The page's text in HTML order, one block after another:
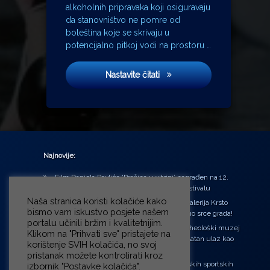
alkoholnih pripravaka koji osiguravaju
da stanovništvo ne pomre od
boleština koje se skrivaju u
potencijalno pitkoj vodi na prostoru …
Nastavite čitatiTeatar
Najnovije:
Film Daniela Pavlića ‘Prašina u vitrini’ nagrađen na 12.
Green Montenegro International Film Festivalu
U središtu Petrinje otvorena obnovljena Galerija Krsto
Hegedušić: Kultura vraćena kući, u samo srce grada!
Od petka do nedjelje (31.7. – 2.8.2026.) Arheološki muzej
u Zagrebu otvara vrata građanima: Besplatan ulaz kao
zaklon od toplinskog vala
‘Ni med cvetjem ni pravice’ na Aleji hrvatskih sportskih
Naša stranica koristi kolačiće kako
bismo vam iskustvo posjete našem
portalu učinili bržim i kvalitetnijim.
Klikom na "Prihvati sve" pristajete na
korištenje SVIH kolačića, no svoj
pristanak možete kontrolirati kroz
izbornik "Postavke kolačića".